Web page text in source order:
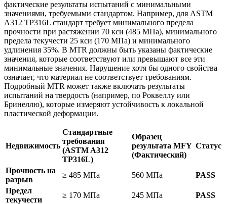
фактические результаты испытаний с минимальными
значениями, требуемыми стандартом. Например, для ASTM
A312 TP316L стандарт требует минимального предела
прочности при растяжении 70 кси (485 МПа), минимального
предела текучести 25 кси (170 МПа) и минимального
удлинения 35%. В MTR должны быть указаны фактические
значения, которые соответствуют или превышают все эти
минимальные значения. Нарушение хотя бы одного свойства
означает, что материал не соответствует требованиям.
Подробный MTR может также включать результаты
испытаний на твердость (например, по Роквеллу или
Бринеллю), которые измеряют устойчивость к локальной
пластической деформации.
Недвижимость
Стандартные
требования
(ASTM A312
TP316L)
Образец
результата MFY
(Фактический)
Статус
Прочность на
разрыв
≥ 485 МПа 560 МПа
PASS
Предел
текучести
≥ 170 МПа 245 МПа
PASS